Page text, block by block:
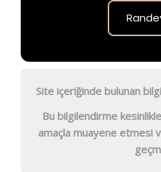
Site içeriğinde bulunan
Bu bilgilendirme
amaçla muayene etmesi